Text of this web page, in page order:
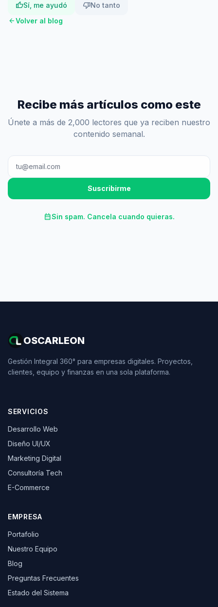
thumb_upSí, me ayudó thumb_downNo tanto
arrow_backVolver al blog
Recibe más artículos como este
Únete a más de 2,000 lectores que ya reciben nuestro
contenido semanal.
Suscribirme
calendar_monthSin spam. Cancela cuando quieras.
OSCARLEON
Gestión Integral 360° para empresas digitales. Proyectos,
clientes, equipo y finanzas en una sola plataforma.
SERVICIOS
Desarrollo Web
Diseño UI/UX
Marketing Digital
Consultoría Tech
E-Commerce
EMPRESA
Portafolio
Nuestro Equipo
Blog
Preguntas Frecuentes
Estado del Sistema